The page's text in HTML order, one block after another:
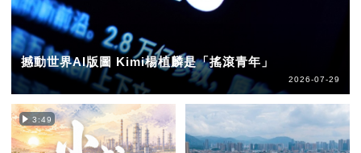
撼動世界AI版圖 Kimi楊植麟是「搖滾青年」
2026-07-29
3:49